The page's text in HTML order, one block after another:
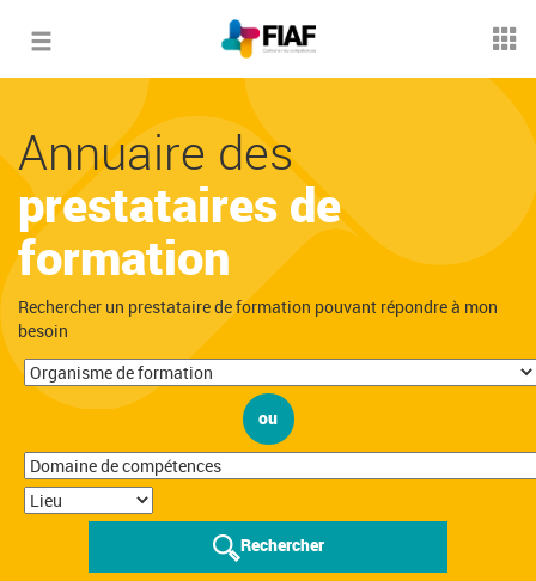
Toggle
Annuaire des
prestataires de
formation
Rechercher un prestataire de formation pouvant répondre à mon
besoin
ou
Rechercher